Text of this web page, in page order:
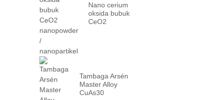
Nano cerium
oksida bubuk
CeO2
Tambaga Arsén
Master Alloy
CuAs30